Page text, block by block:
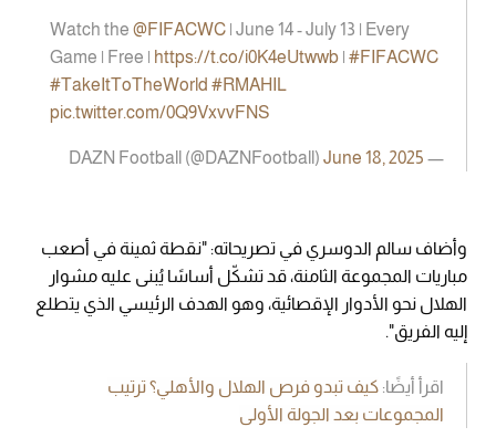
Watch the @FIFACWC | June 14 - July 13 | Every
Game | Free | https://t.co/i0K4eUtwwb | #FIFACWC
#TakeItToTheWorld #RMAHIL
pic.twitter.com/0Q9VxvvFNS
— DAZN Football (@DAZNFootball)
June 18, 2025
وأضاف سالم الدوسري في تصريحاته: "نقطة ثمينة في أصعب
مباريات المجموعة الثامنة، قد تشكّل أساسًا يُبنى عليه مشوار
الهلال نحو الأدوار الإقصائية، وهو الهدف الرئيسي الذي يتطلع
إليه الفريق".
اقرأ أيضًا: كيف تبدو فرص الهلال والأهلي؟ ترتيب
المجموعات بعد الجولة الأولى